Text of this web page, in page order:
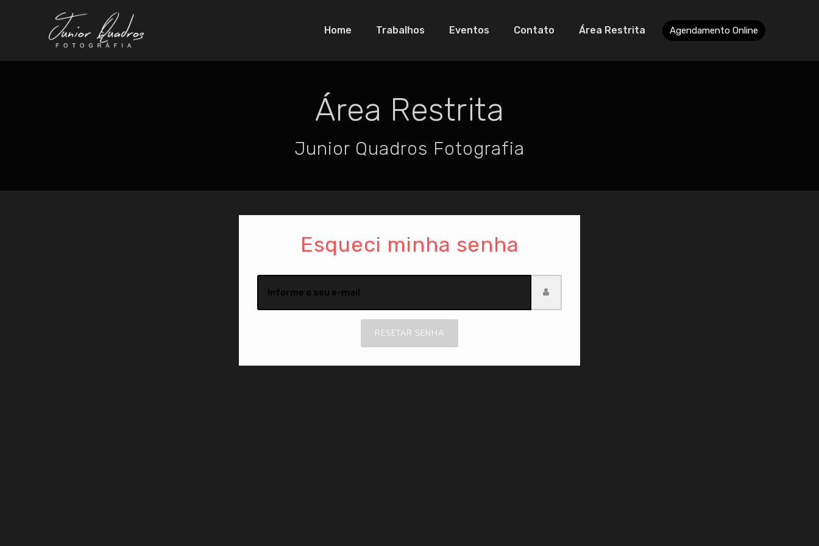
Home Trabalhos Eventos Contato Área Restrita Agendamento Online
Área Restrita
Junior Quadros Fotografia
Esqueci minha senha